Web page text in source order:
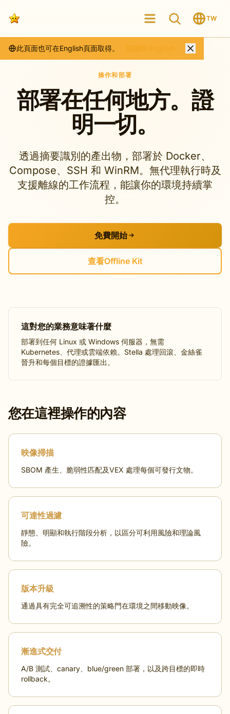
TW
操作和部署
部署在任何地方。證
明一切。
透過摘要識別的產出物，部署於 Docker、
Compose、SSH 和 WinRM。無代理執行時及
支援離線的工作流程，能讓你的環境持續掌
控。
免費開始
查看Offline Kit
這對您的業務意味著什麼
部署到任何 Linux 或 Windows 伺服器，無需
Kubernetes、代理或雲端依賴。Stella 處理回滾、金絲雀
晉升和每個目標的證據匯出。
您在這裡操作的內容
映像掃描
SBOM 產生、脆弱性匹配及VEX 處理每個可發行文物。
可達性過濾
靜態、明顯和執行階段分析，以區分可利用風險和理論風
險。
版本升級
通過具有完全可追溯性的策略門在環境之間移動映像。
漸進式交付
A/B 測試、canary、blue/green 部署，以及跨目標的即時
rollback。
此頁面也可在English頁面取得。